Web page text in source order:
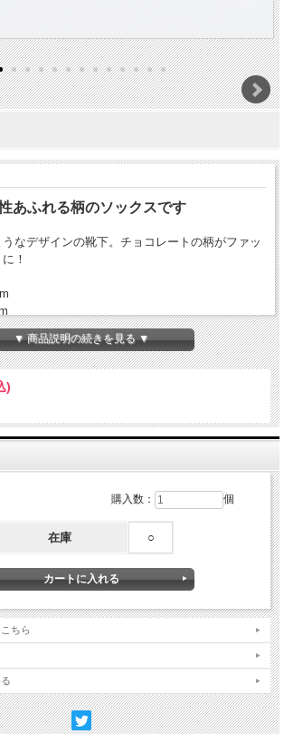
あふれる柄のソックスです
なデザインの靴下。チョコレートの柄がファッ
！
イロン、その他
▼ 商品説明の続きを見る ▼
)
購入数： 個
在庫 ○
ちら